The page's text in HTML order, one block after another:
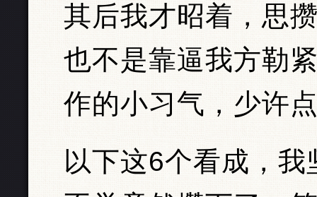
其后我才昭着，思
也不是靠逼我方勒
作的小习气，少许
以下这6个看成，